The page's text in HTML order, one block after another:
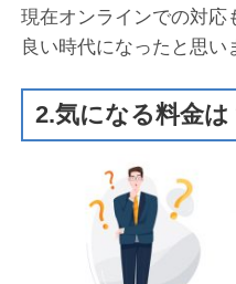
現在オンラインでの対応
良い時代になったと思い
2.気になる料金は